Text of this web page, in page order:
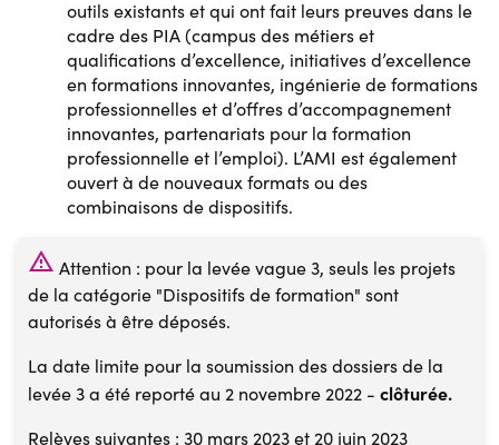
outils existants et qui ont fait leurs preuves dans le
cadre des PIA (campus des métiers et
qualifications d’excellence, initiatives d’excellence
en formations innovantes, ingénierie de formations
professionnelles et d’offres d’accompagnement
innovantes, partenariats pour la formation
professionnelle et l’emploi). L’AMI est également
ouvert à de nouveaux formats ou des
combinaisons de dispositifs.
report_problem Attention : pour la levée vague 3, seuls les projets
de la catégorie "Dispositifs de formation" sont
autorisés à être déposés.
La date limite pour la soumission des dossiers de la
levée 3 a été reporté au 2 novembre 2022 - clôturée.
Relèves suivantes : 30 mars 2023 et 20 juin 2023